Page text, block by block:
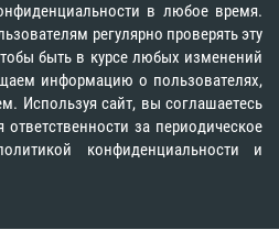
в любое время.
регулярно проверять эту
быть в курсе любых изменений
информацию о пользователях,
Используя сайт, вы соглашаетесь
за периодическое
конфиденциальности и